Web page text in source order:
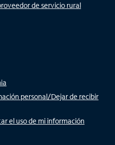
de servicio rural
personal/Dejar de recibir
el uso de mi información